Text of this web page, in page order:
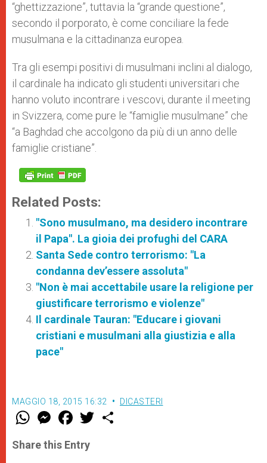
“ghettizzazione”, tuttavia la “grande questione”,
secondo il porporato, è come conciliare la fede
musulmana e la cittadinanza europea.
Tra gli esempi positivi di musulmani inclini al dialogo,
il cardinale ha indicato gli studenti universitari che
hanno voluto incontrare i vescovi, durante il meeting
in Svizzera, come pure le “famiglie musulmane” che
“a Baghdad che accolgono da più di un anno delle
famiglie cristiane”.
Related Posts:
"Sono musulmano, ma desidero incontrare
il Papa". La gioia dei profughi del CARA
Santa Sede contro terrorismo: "La
condanna dev’essere assoluta"
"Non è mai accettabile usare la religione per
giustificare terrorismo e violenze"
Il cardinale Tauran: "Educare i giovani
cristiani e musulmani alla giustizia e alla
pace"
MAGGIO 18, 2015 16:32 DICASTERI
W
t
s
M
e
s
e
F
a
e
b
w
Share this Entry